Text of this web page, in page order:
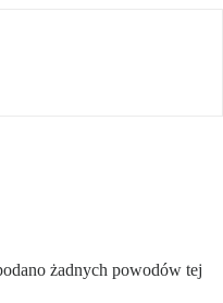
żadnych powodów tej